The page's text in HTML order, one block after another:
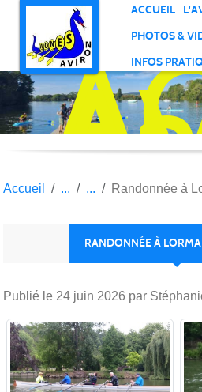
ACCUEIL
PHOTOS &
INFOS
Accueil Randonnée à
RANDONNÉE À
Publié le 24 juin 2026 par
Panneau de gestion des cookies